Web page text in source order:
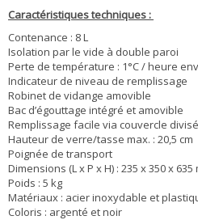
Caractéristiques techniques :
Contenance : 8 L
Isolation par le vide à double paroi
Perte de température : 1°C / heure
Indicateur de niveau de remplissage
Robinet de vidange amovible
Bac d’égouttage intégré et amovible
Remplissage facile via couvercle divisé
Hauteur de verre/tasse max. : 20,5 cm
Poignée de transport
Dimensions (L x P x H) : 235 x 350 x 635
Poids : 5 kg
Matériaux : acier inoxydable et
Coloris : argenté et noir